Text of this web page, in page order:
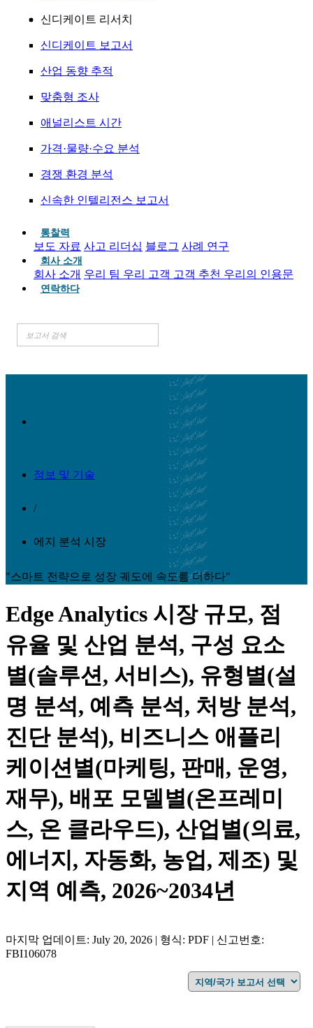
신디케이트 리서치
신디케이트 보고서
산업 동향 추적
맞춤형 조사
애널리스트 시간
가격·물량·수요 분석
경쟁 환경 분석
신속한 인텔리전스 보고서
통찰력
보도 자료 사고 리더십 블로그 사례 연구
회사 소개
회사 소개 우리 팀 우리 고객 고객 추천 우리의 인용문
연락하다
정보 및 기술
/
에지 분석 시장
"스마트 전략으로 성장 궤도에 속도를 더하다"
Edge Analytics 시장 규모, 점
유율 및 산업 분석, 구성 요소
별(솔루션, 서비스), 유형별(설
명 분석, 예측 분석, 처방 분석,
진단 분석), 비즈니스 애플리
케이션별(마케팅, 판매, 운영,
재무), 배포 모델별(온프레미
스, 온 클라우드), 산업별(의료,
에너지, 자동화, 농업, 제조) 및
지역 예측, 2026~2034년
마지막 업데이트: July 20, 2026 | 형식: PDF | 신고번호:
FBI106078